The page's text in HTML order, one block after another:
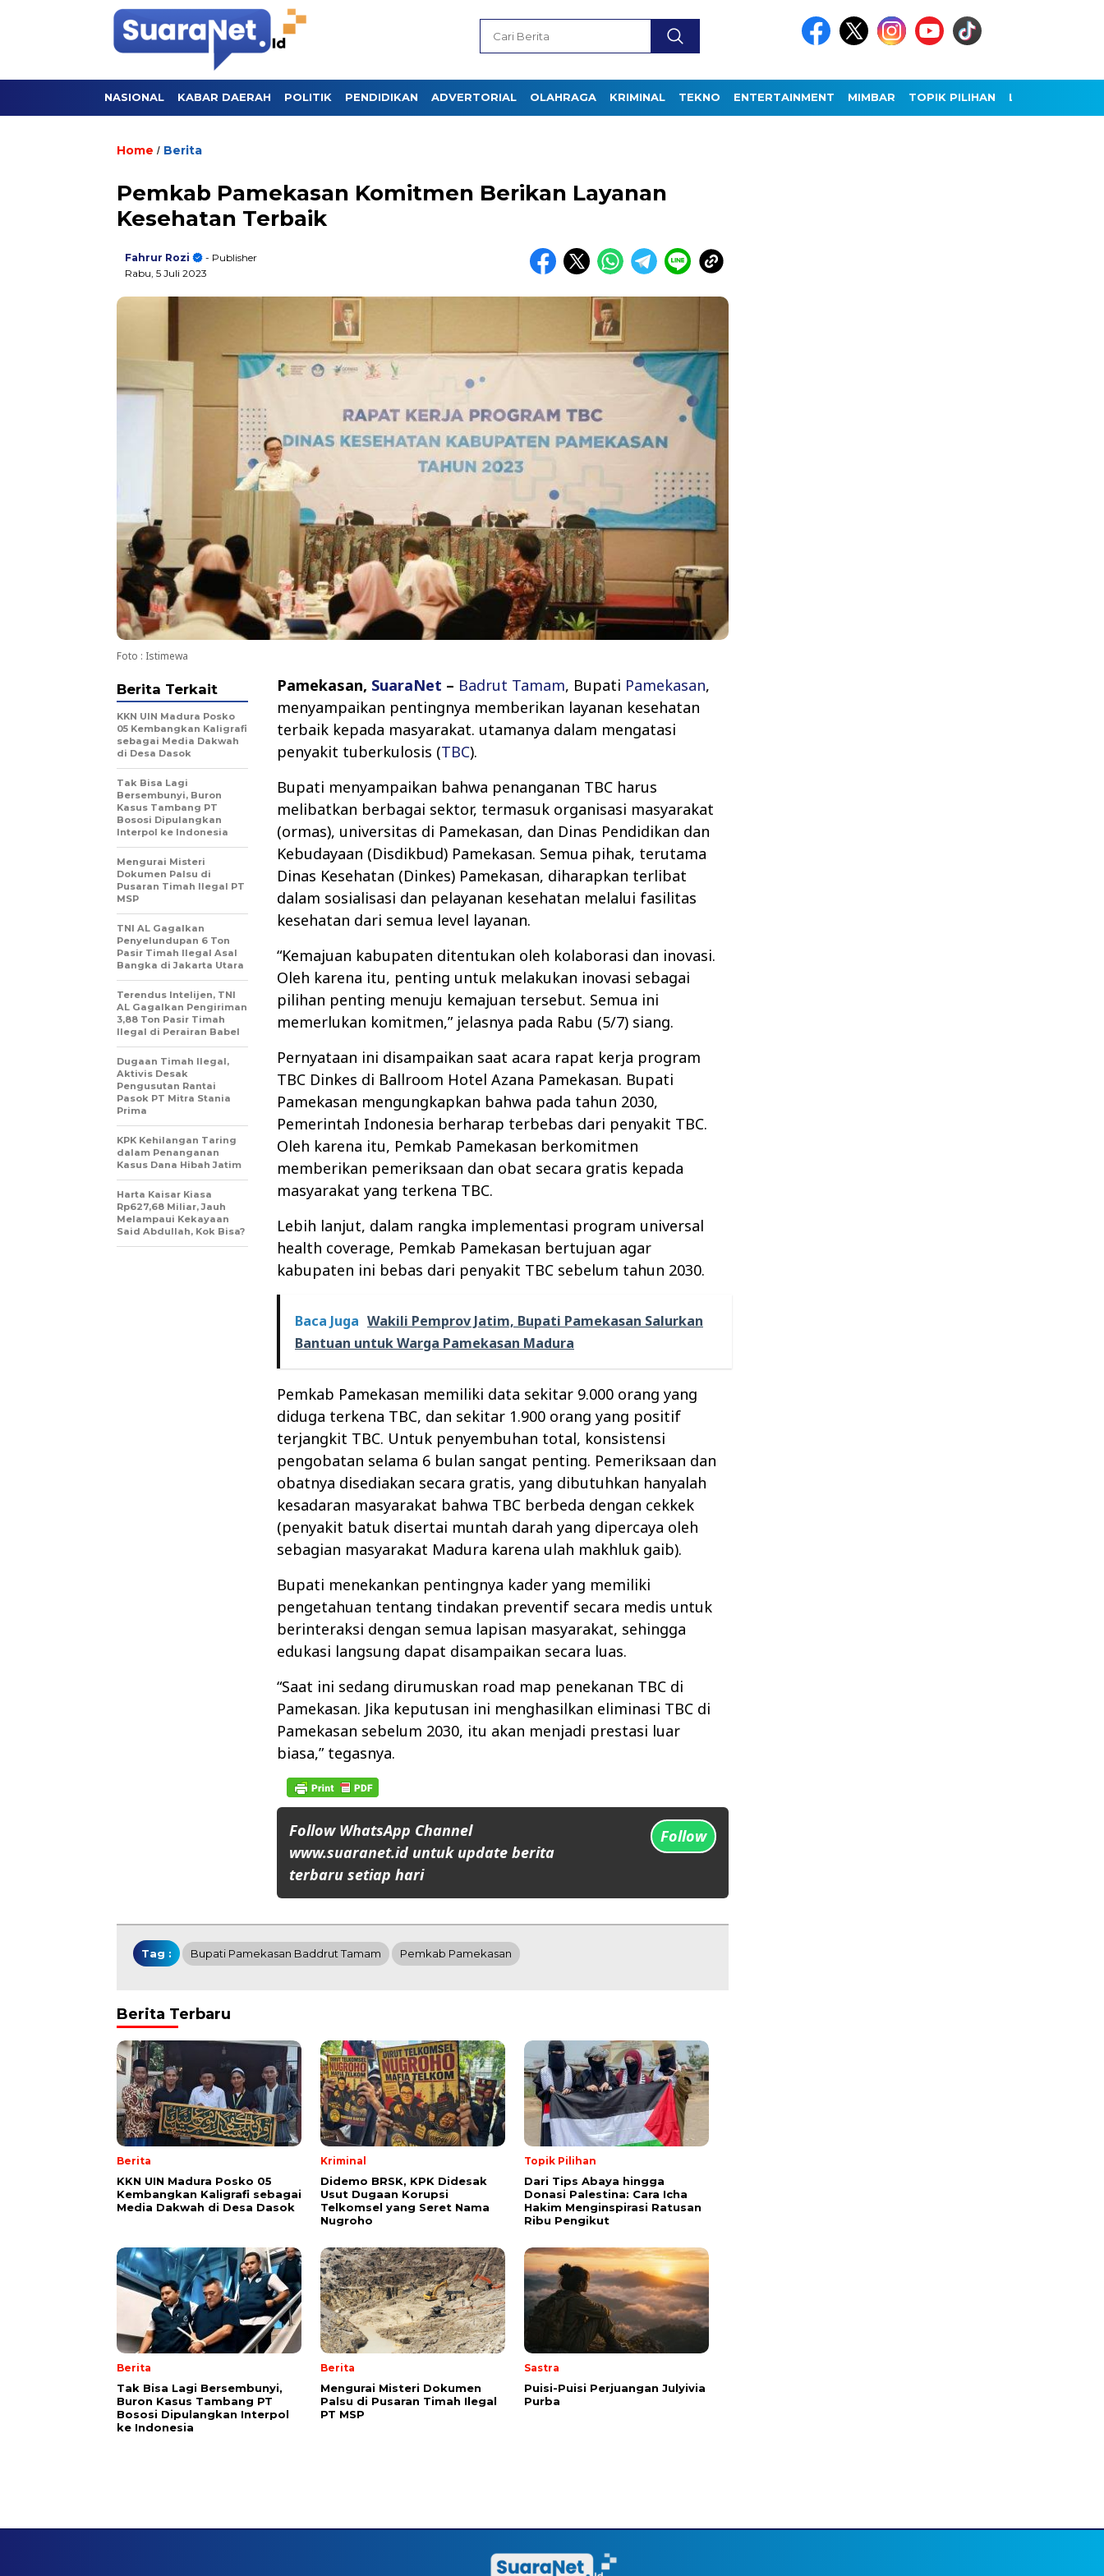
NASIONAL KABAR DAERAH POLITIK PENDIDIKAN ADVERTORIAL OLAHRAGA KRIMINAL TEKNO ENTERTAINMENT MIMBAR TOPIK PILIHAN LAINNYA
Home / Berita
Pemkab Pamekasan Komitmen Berikan Layanan
Kesehatan Terbaik
Fahrur Rozi
- Publisher
Rabu, 5 Juli 2023
Foto : Istimewa
Pamekasan, SuaraNet – Badrut Tamam, Bupati Pamekasan,
menyampaikan pentingnya memberikan layanan kesehatan
terbaik kepada masyarakat. utamanya dalam mengatasi
penyakit tuberkulosis (TBC).
Bupati menyampaikan bahwa penanganan TBC harus
melibatkan berbagai sektor, termasuk organisasi masyarakat
(ormas), universitas di Pamekasan, dan Dinas Pendidikan dan
Kebudayaan (Disdikbud) Pamekasan. Semua pihak, terutama
Dinas Kesehatan (Dinkes) Pamekasan, diharapkan terlibat
dalam sosialisasi dan pelayanan kesehatan melalui fasilitas
kesehatan dari semua level layanan.
“Kemajuan kabupaten ditentukan oleh kolaborasi dan inovasi.
Oleh karena itu, penting untuk melakukan inovasi sebagai
pilihan penting menuju kemajuan tersebut. Semua ini
memerlukan komitmen,” jelasnya pada Rabu (5/7) siang.
Pernyataan ini disampaikan saat acara rapat kerja program
TBC Dinkes di Ballroom Hotel Azana Pamekasan. Bupati
Pamekasan mengungkapkan bahwa pada tahun 2030,
Pemerintah Indonesia berharap terbebas dari penyakit TBC.
Oleh karena itu, Pemkab Pamekasan berkomitmen
memberikan pemeriksaan dan obat secara gratis kepada
masyarakat yang terkena TBC.
Lebih lanjut, dalam rangka implementasi program universal
health coverage, Pemkab Pamekasan bertujuan agar
kabupaten ini bebas dari penyakit TBC sebelum tahun 2030.
Baca Juga Wakili Pemprov Jatim, Bupati Pamekasan Salurkan
Bantuan untuk Warga Pamekasan Madura
Pemkab Pamekasan memiliki data sekitar 9.000 orang yang
diduga terkena TBC, dan sekitar 1.900 orang yang positif
terjangkit TBC. Untuk penyembuhan total, konsistensi
pengobatan selama 6 bulan sangat penting. Pemeriksaan dan
obatnya disediakan secara gratis, yang dibutuhkan hanyalah
kesadaran masyarakat bahwa TBC berbeda dengan cekkek
(penyakit batuk disertai muntah darah yang dipercaya oleh
sebagian masyarakat Madura karena ulah makhluk gaib).
Bupati menekankan pentingnya kader yang memiliki
pengetahuan tentang tindakan preventif secara medis untuk
berinteraksi dengan semua lapisan masyarakat, sehingga
edukasi langsung dapat disampaikan secara luas.
“Saat ini sedang dirumuskan road map penekanan TBC di
Pamekasan. Jika keputusan ini menghasilkan eliminasi TBC di
Pamekasan sebelum 2030, itu akan menjadi prestasi luar
biasa,” tegasnya.
Follow WhatsApp Channel
www.suaranet.id untuk update berita
terbaru setiap hari
Follow
Berita Terkait
KKN UIN Madura Posko
05 Kembangkan Kaligrafi
sebagai Media Dakwah
di Desa Dasok
Tak Bisa Lagi
Bersembunyi, Buron
Kasus Tambang PT
Bososi Dipulangkan
Interpol ke Indonesia
Mengurai Misteri
Dokumen Palsu di
Pusaran Timah Ilegal PT
MSP
TNI AL Gagalkan
Penyelundupan 6 Ton
Pasir Timah Ilegal Asal
Bangka di Jakarta Utara
Terendus Intelijen, TNI
AL Gagalkan Pengiriman
3,88 Ton Pasir Timah
Ilegal di Perairan Babel
Dugaan Timah Ilegal,
Aktivis Desak
Pengusutan Rantai
Pasok PT Mitra Stania
Prima
KPK Kehilangan Taring
dalam Penanganan
Kasus Dana Hibah Jatim
Harta Kaisar Kiasa
Rp627,68 Miliar, Jauh
Melampaui Kekayaan
Said Abdullah, Kok Bisa?
Tag : Bupati Pamekasan Baddrut Tamam Pemkab Pamekasan
Berita Terbaru
Berita
KKN UIN Madura Posko 05
Kembangkan Kaligrafi sebagai
Media Dakwah di Desa Dasok
Kriminal
Didemo BRSK, KPK Didesak
Usut Dugaan Korupsi
Telkomsel yang Seret Nama
Nugroho
Topik Pilihan
Dari Tips Abaya hingga
Donasi Palestina: Cara Icha
Hakim Menginspirasi Ratusan
Ribu Pengikut
Berita
Tak Bisa Lagi Bersembunyi,
Buron Kasus Tambang PT
Bososi Dipulangkan Interpol
ke Indonesia
Berita
Mengurai Misteri Dokumen
Palsu di Pusaran Timah Ilegal
PT MSP
Sastra
Puisi-Puisi Perjuangan Julyivia
Purba